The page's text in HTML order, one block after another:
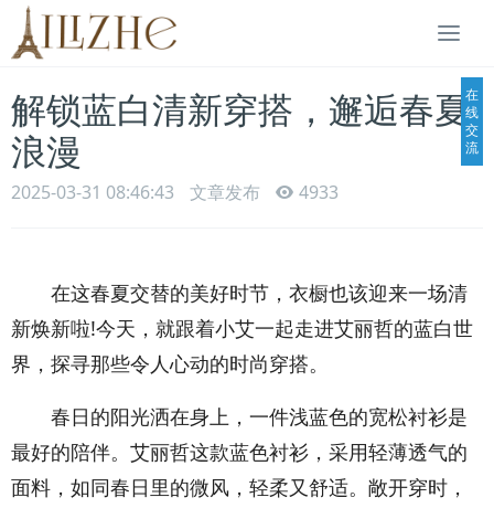
解锁蓝白清新穿搭，邂逅春夏
浪漫
2025-03-31 08:46:43 文章发布 4933
在这春夏交替的美好时节，衣橱也该迎来一场清
新焕新啦!今天，就跟着小艾一起走进艾丽哲的蓝白世
界，探寻那些令人心动的时尚穿搭。
春日的阳光洒在身上，一件浅蓝色的宽松衬衫是
最好的陪伴。艾丽哲这款蓝色衬衫，采用轻薄透气的
面料，如同春日里的微风，轻柔又舒适。敞开穿时，
在
线
交
流